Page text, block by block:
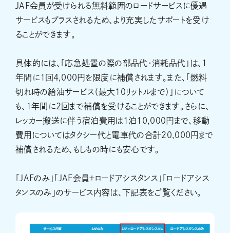
JAF会員が受けられる無料範囲のロードサービスに優遇
サービスもプラスされるため、より充実したサポートを受け
ることができます。
具体的には、「応急処置の際の部品代・消耗品代」は、1
年間に1回4,000円を限度に補償されます。また、「燃料
切れ時の給油サービス（最大10リットルまで）」について
も、1年間に2回まで補償を受けることができます。さらに、
レッカー搬送に伴う宿泊費用は1泊10,000円まで、移動
費用についてはタクシー代と電車代の合計20,000円まで
補償されるため、もしもの時にも安心です。
「JAFのみ」「JAF会員＋ロードアシスタンス」「ロードアシス
タンスのみ」のサービス内容は、下記表をご覧ください。